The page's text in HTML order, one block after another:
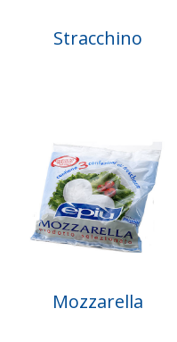
Stracchino
Mozzarella